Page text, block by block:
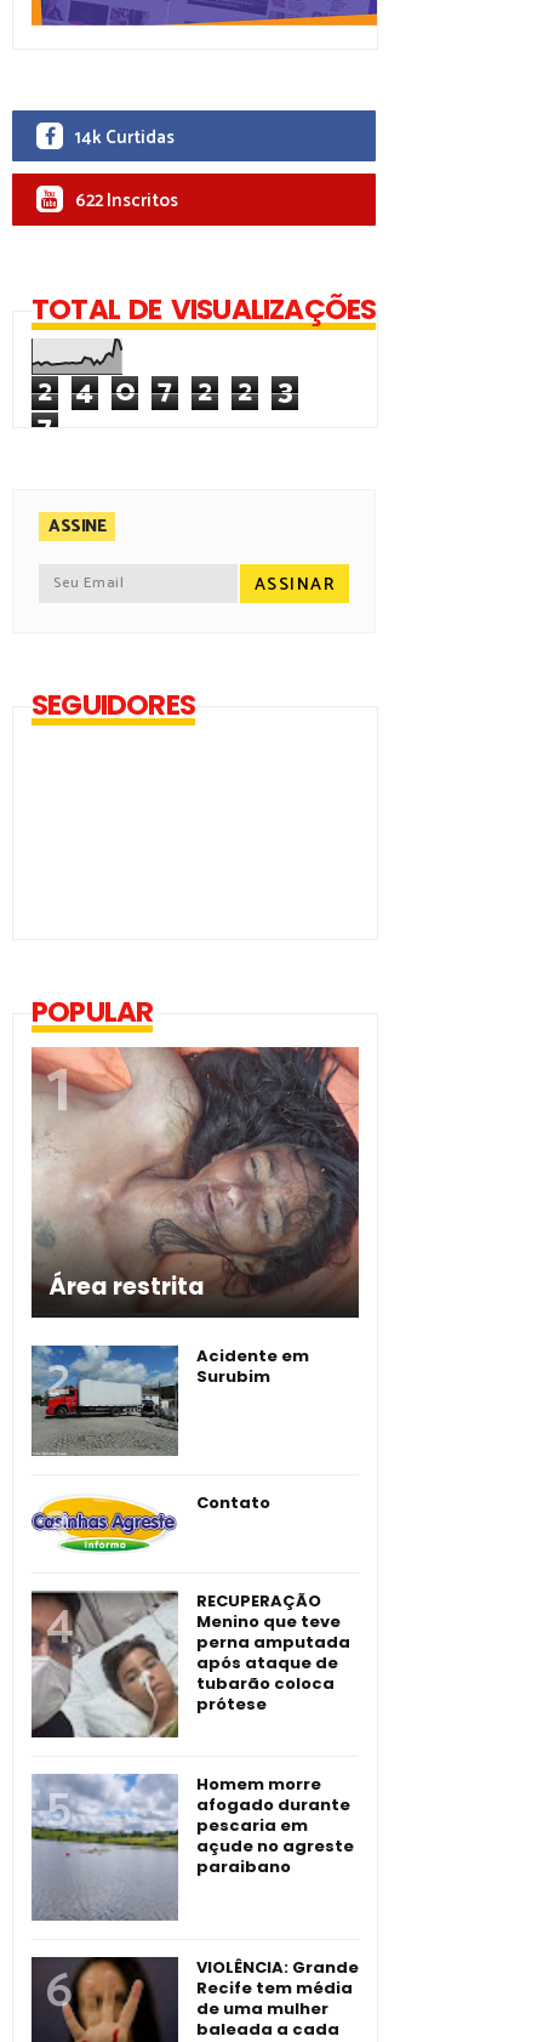
14k Curtidas
622 Inscritos
TOTAL DE VISUALIZAÇÕES
2 4 0 7 2 2 3
7
ASSINE
SEGUIDORES
POPULAR
Área restrita
Acidente em
Surubim
Contato
RECUPERAÇÃO
Menino que teve
perna amputada
após ataque de
tubarão coloca
prótese
Homem morre
afogado durante
pescaria em
açude no agreste
paraibano
VIOLÊNCIA: Grande
Recife tem média
de uma mulher
baleada a cada